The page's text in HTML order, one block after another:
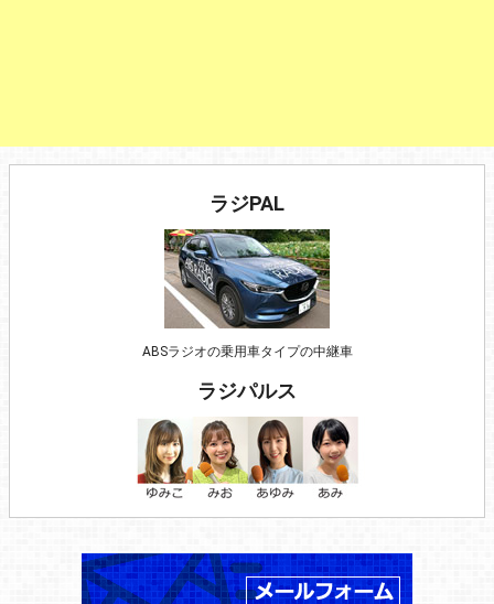
ラジPAL
ABSラジオの乗用車タイプの中継車
ラジパルス